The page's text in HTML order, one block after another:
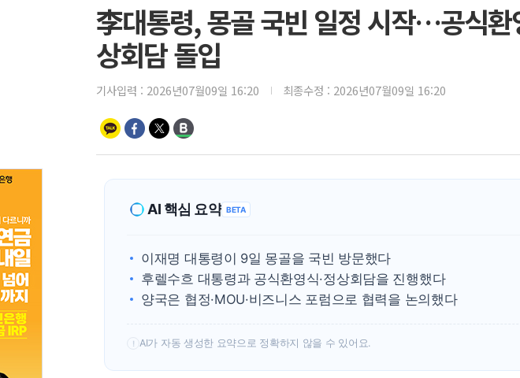
李대통령, 몽골 국빈 일정 시작…공식환
상회담 돌입
기사입력 : 2026년07월09일 16:20 최종수정 : 2026년07월09일 16:20
AI 핵심 요약 BETA
이재명 대통령이 9일 몽골을 국빈 방문했다
후렐수흐 대통령과 공식환영식·정상회담을 진행했다
양국은 협정·MOU·비즈니스 포럼으로 협력을 논의했다
! AI가 자동 생성한 요약으로 정확하지 않을 수 있어요.